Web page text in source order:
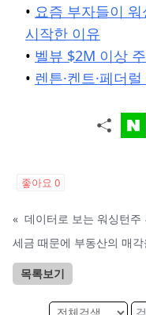
• 요즘 부자들이
시작한 이유
• 벨뷰 $2M 이상
• 렌튼·켄트·페더
좋아요 0
«
세금 때문에 부동산의 매
목록보기